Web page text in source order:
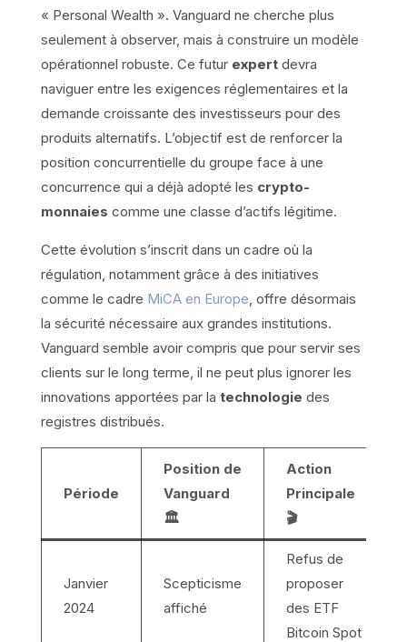
« Personal Wealth ». Vanguard ne cherche plus
seulement à observer, mais à construire un modèle
opérationnel robuste. Ce futur expertdevra
naviguer entre les exigences réglementaires et la
demande croissante des investisseurs pour des
produits alternatifs. L’objectif est de renforcer la
position concurrentielle du groupe face à une
concurrence qui a déjà adopté les crypto-
monnaies comme une classe d’actifs légitime.
Cette évolution s’inscrit dans un cadre où la
régulation, notamment grâce à des initiatives
comme le cadre MiCA en Europe , offre désormais
la sécurité nécessaire aux grandes institutions.
Vanguard semble avoir compris que pour servir ses
clients sur le long terme, il ne peut plus ignorer les
innovations apportées par la technologie des
registres distribués.
Période
Position de
Vanguard
🏛️
Action
Principale
🎬
Janvier
2024
Scepticisme
affiché
Refus de
proposer
des ETF
Bitcoin Spot